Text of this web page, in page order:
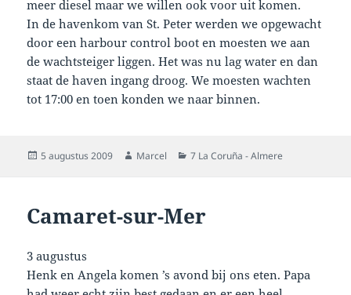
meer diesel maar we willen ook voor uit komen.
In de havenkom van St. Peter werden we opgewacht
door een harbour control boot en moesten we aan
de wachtsteiger liggen. Het was nu lag water en dan
staat de haven ingang droog. We moesten wachten
tot 17:00 en toen konden we naar binnen.
Geplaatst
5 augustus 2009 Auteur
Marcel Categorieën
7 La Coruña - Almere
Camaret-sur-Mer
3 augustus
Henk en Angela komen ’s avond bij ons eten. Papa